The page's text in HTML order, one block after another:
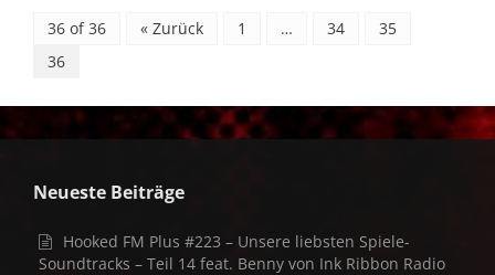
36 of 36 « Zurück 1 … 34
35
36
Neueste Beiträge
Hooked FM Plus #223 – Unsere liebsten Spiele-
Soundtracks – Teil 14 feat. Benny von Ink Ribbon Radio